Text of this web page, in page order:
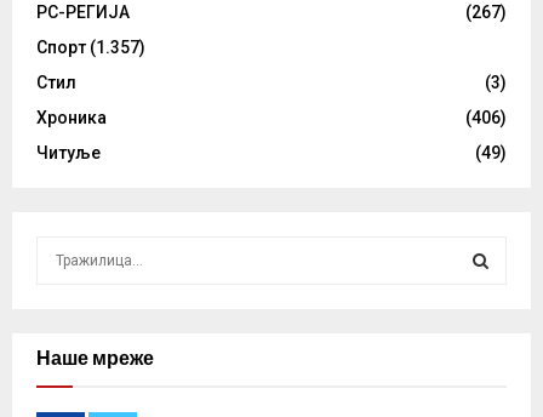
РС-РЕГИЈА
(267)
Спорт (1.357)
Стил
(3)
Хроника
(406)
Читуље
(49)
cНаше мреже